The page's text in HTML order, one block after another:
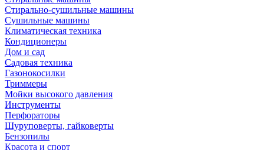
Стирально-сушильные машины
Сушильные машины
Климатическая техника
Кондиционеры
Дом и сад
Садовая техника
Газонокосилки
Триммеры
Мойки высокого давления
Инструменты
Перфораторы
Шуруповерты, гайковерты
Бензопилы
Красота и спорт